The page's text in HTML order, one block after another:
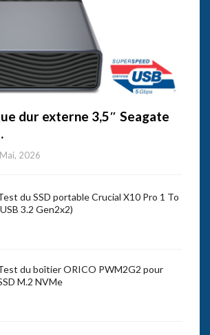
dur externe 3,5″ Seagate
2026
du SSD portable Crucial X10 Pro 1 To
3.2 Gen2x2)
du boîtier ORICO PWM2G2 pour
M.2 NVMe